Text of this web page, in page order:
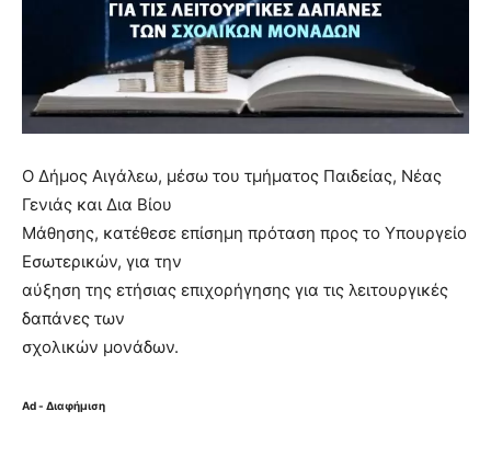
Ο Δήμος Αιγάλεω, μέσω του τμήματος Παιδείας, Νέας
Γενιάς και Δια Βίου
Μάθησης, κατέθεσε επίσημη πρόταση προς το Υπουργείο
Εσωτερικών, για την
αύξηση της ετήσιας επιχορήγησης για τις λειτουργικές
δαπάνες των
σχολικών μονάδων.
Ad - Διαφήμιση